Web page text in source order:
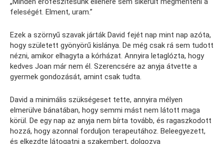
feleségét. Elment, uram.”
Ezek a szörnyű szavak járták David fejét nap mint nap azóta,
hogy született gyönyörű kislánya. De még csak rá sem tudott
nézni, amikor elhagyta a kórházat. Annyira letaglózta, hogy
kedves Joan már nem él. Szerencsére az anyja átvette a
gyermek gondozását, amint csak tudta.
David a minimális szükségeset tette, annyira mélyen
elmerülve bánatában, hogy semmi mást nem látott maga
körül. De egy nap az anyja nem bírta tovább, és ragaszkodott
hozzá, hogy azonnal forduljon terapeutához. Beleegyezett,
és elkezdte látogatni a szakembert, dolgozva